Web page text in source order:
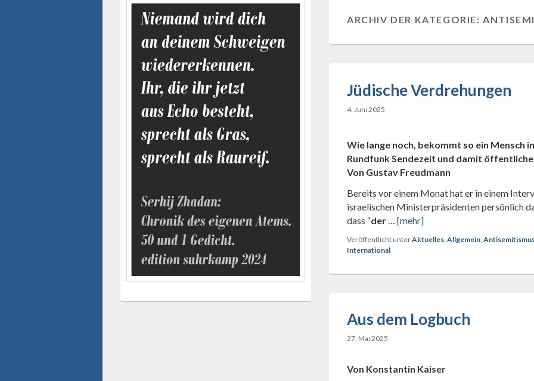
ARCHIV DER KATEGORIE:
Jüdische Verdrehungen
4. Juni 2025
Wie lange noch, bekommt so ein Mensch
Rundfunk Sendezeit und damit
Von Gustav Freudmann
Bereits vor einem Monat hat er in einem
israelischen Ministerpräsidenten persönlich
dass “der… [mehr]
Veröffentlicht unterAktuelles Allgemein
International
Aus dem Logbuch
27. Mai 2025
Von Konstantin Kaiser
Seitenleisten-
Widgetbereich